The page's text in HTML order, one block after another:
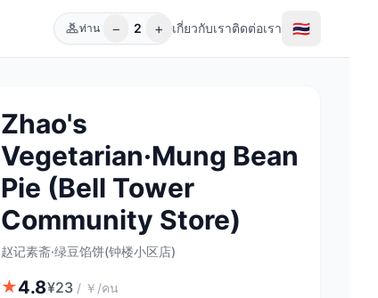
ท่าน − 2 + เกี่ยวกับเราติดต่อเรา 🇹🇭
Zhao's
Vegetarian·Mung Bean
Pie (Bell Tower
Community Store)
赵记素斋·绿豆馅饼(钟楼小区店)
★4.8¥23 / ￥/คน